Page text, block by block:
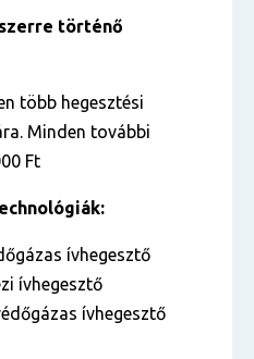
történő
több hegesztési
Minden további
Ft
ívhegesztő
ívhegesztő
ívhegesztő